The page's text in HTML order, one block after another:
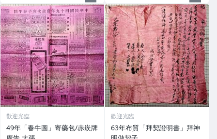
歡迎光臨
49年「春牛圖」寄藥包/赤崁牌
歡迎光臨
63年布質「拜契證明書」拜神